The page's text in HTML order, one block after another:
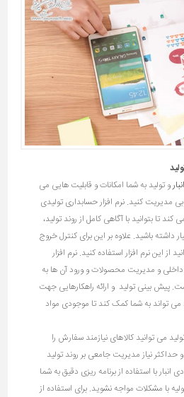
و تولید به شما امکانات و قابلیت هایی می
مدیریت کنید. نرم افزار حسابداری تولیدی
تا بتوانید با آگاهی کامل از روند تولید،
داشته باشید. علاوه بر این برای کنترل خروج
از این نرم افزار استفاده کنید. نرم افزار
داخلی و مدیریت محصولات و ورود آن ها به
پیش ‌بینی تولید و ارائه راهکارهایی جهت
می تواند به شما کمک کند تا موجودی مواد
می توانید کالاهای نیازمند سفارش را
نیاز مدیریت جامعی بر روند تولید
با استفاده از برنامه‌ ریزی دقیق به شما
با مشکلات مواجه نشوید. برای استفاده از